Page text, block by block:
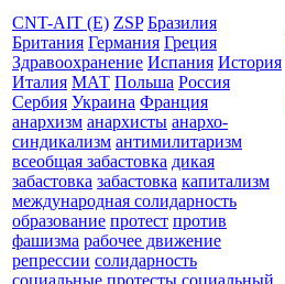
CNT-AIT (E) ZSP Бразилия
Британия Германия Греция
Здравоохранение Испания История
Италия МАТ Польша Россия
Сербия Украина Франция
анархизм анархисты анархо-
синдикализм антимилитаризм
всеобщая забастовка дикая
забастовка забастовка капитализм
международная солидарность
образование протест против
фашизма рабочее движение
репрессии солидарность